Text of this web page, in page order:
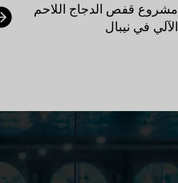
مشروع قفص الدجاج اللاحم
الآلي في نيبال